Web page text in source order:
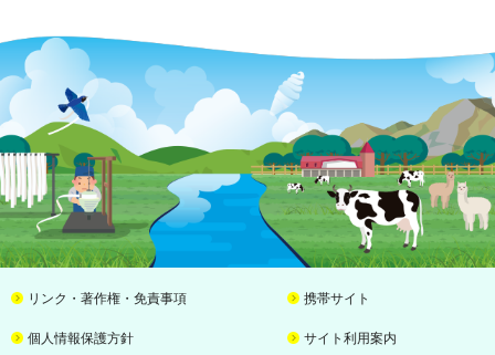
リンク・著作権・免責事項 携帯サイト
個人情報保護方針 サイト利用案内